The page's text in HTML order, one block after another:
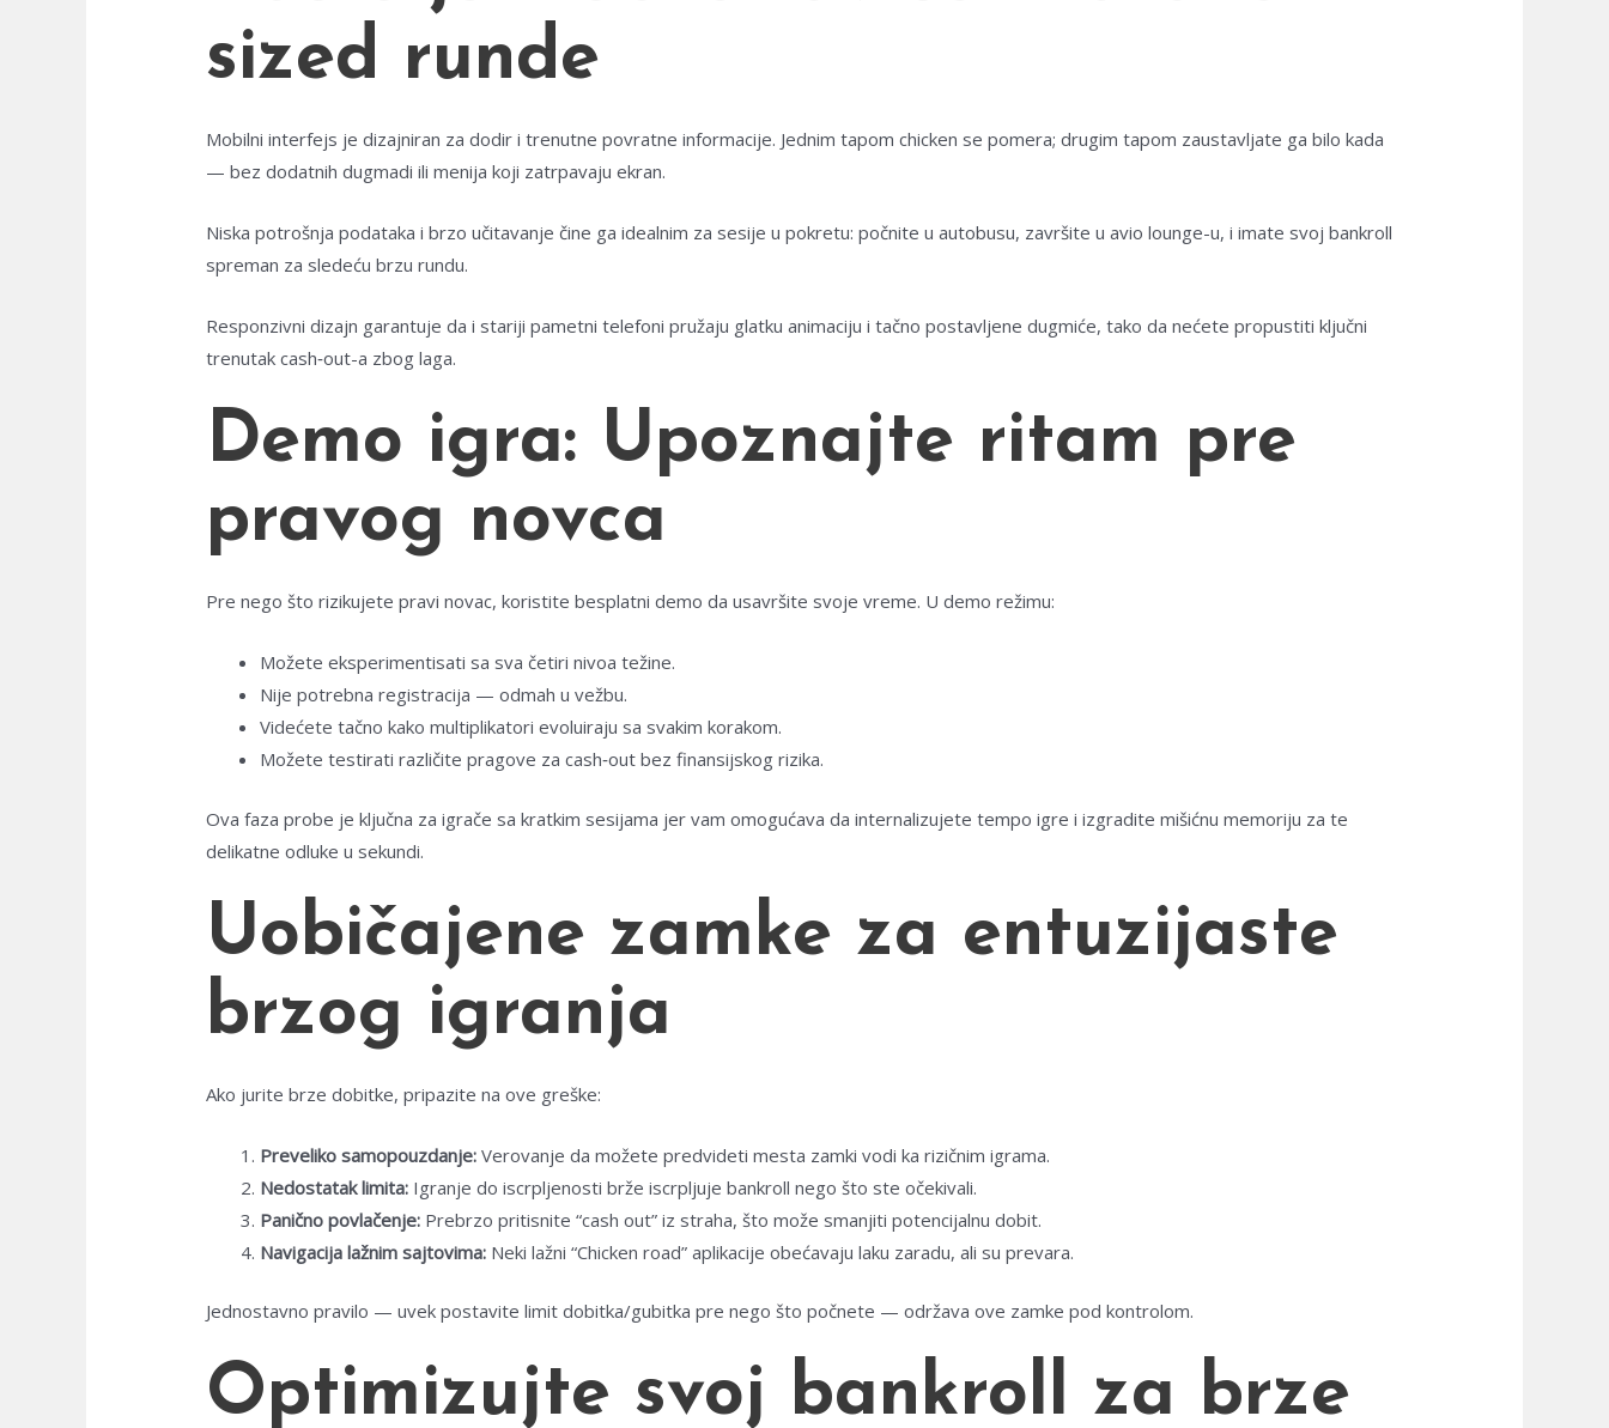
sized runde
Mobilni interfejs je dizajniran za dodir i trenutne povratne informacije. Jednim tapom chicken se pomera; drugim tapom zaustavljate ga bilo kada
— bez dodatnih dugmadi ili menija koji zatrpavaju ekran.
Niska potrošnja podataka i brzo učitavanje čine ga idealnim za sesije u pokretu: počnite u autobusu, završite u avio lounge-u, i imate svoj bankroll
spreman za sledeću brzu rundu.
Responzivni dizajn garantuje da i stariji pametni telefoni pružaju glatku animaciju i tačno postavljene dugmiće, tako da nećete propustiti ključni
trenutak cash‑out-a zbog laga.
Demo igra: Upoznajte ritam pre
pravog novca
Pre nego što rizikujete pravi novac, koristite besplatni demo da usavršite svoje vreme. U demo režimu:
Možete eksperimentisati sa sva četiri nivoa težine.
Nije potrebna registracija — odmah u vežbu.
Videćete tačno kako multiplikatori evoluiraju sa svakim korakom.
Možete testirati različite pragove za cash‑out bez finansijskog rizika.
Ova faza probe je ključna za igrače sa kratkim sesijama jer vam omogućava da internalizujete tempo igre i izgradite mišićnu memoriju za te
delikatne odluke u sekundi.
Uobičajene zamke za entuzijaste
brzog igranja
Ako jurite brze dobitke, pripazite na ove greške:
Preveliko samopouzdanje: Verovanje da možete predvideti mesta zamki vodi ka rizičnim igrama.
Nedostatak limita: Igranje do iscrpljenosti brže iscrpljuje bankroll nego što ste očekivali.
Panično povlačenje: Prebrzo pritisnite “cash out” iz straha, što može smanjiti potencijalnu dobit.
Navigacija lažnim sajtovima: Neki lažni “Chicken road” aplikacije obećavaju laku zaradu, ali su prevara.
Jednostavno pravilo — uvek postavite limit dobitka/gubitka pre nego što počnete — održava ove zamke pod kontrolom.
Optimizujte svoj bankroll za brze